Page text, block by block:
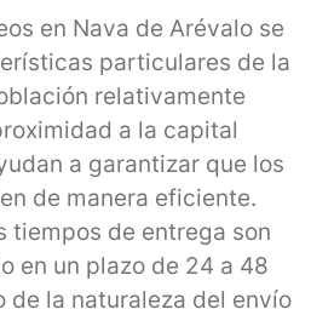
en Nava de Arévalo se
particulares de la
relativamente
a la capital
a garantizar que los
de manera eficiente.
tiempos de entrega son
en un plazo de 24 a 48
de la naturaleza del envío